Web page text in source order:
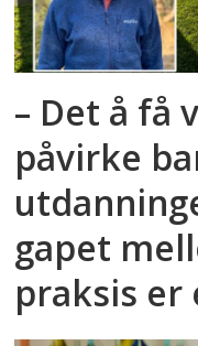
– Det å få
påvirke
gapet
praksis er